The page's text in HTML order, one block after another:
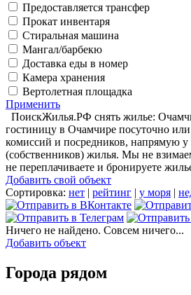
Предоставляется трансфер
Прокат инвентаря
Стиральная машина
Мангал/барбекю
Доставка еды в номер
Камера хранения
Вертолетная площадка
Применить
ПоискЖилья.РФ снять жилье:
гостиницу в Очамчире посуточно
комиссий и посредников, напрямую у
(собственников) жилья. Мы не
не переплачиваете и бронируете
Добавить свой объект
Сортировка: нет | рейтинг | у моря |
Ничего не найдено. Совсем ничего...
Добавить объект
Города рядом